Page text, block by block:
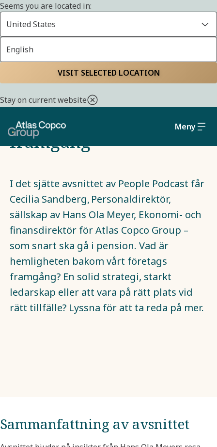
Seems you are located in:
United States
English
VISIT SELECTED LOCATION
Stay on current website
Meny
Start Vardagen på Atlas Copco Group People Podcast
PODCAST - AVSNITT 6
Atlas Copco Groups
framgång
I det sjätte avsnittet av People Podcast får
Cecilia Sandberg, Personaldirektör,
sällskap av Hans Ola Meyer, Ekonomi- och
finansdirektör för Atlas Copco Group –
som snart ska gå i pension. Vad är
hemligheten bakom vårt företags
framgång? En solid strategi, starkt
ledarskap eller att vara på rätt plats vid
rätt tillfälle? Lyssna för att ta reda på mer.
Sammanfattning av avsnittet